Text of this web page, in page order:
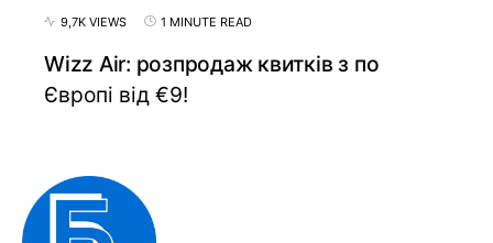
9,7K VIEWS 1 MINUTE READ
Wizz Air: розпродаж квитків з по
Європі від €9!